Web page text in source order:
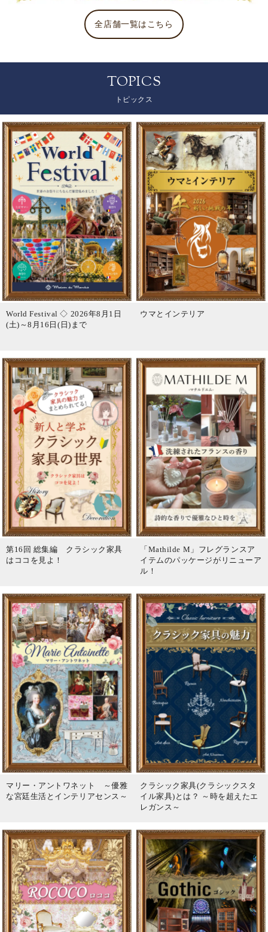
全店舗一覧はこちら
TOPICS
トピックス
World Festival ◇ 2026年8月1日
(土)～8月16日(日)まで
ウマとインテリア
第16回 総集編 クラシック家具
はココを見よ！
「Mathilde M」フレグランスア
イテムのパッケージがリニューア
ル！
マリー・アントワネット ～優雅
な宮廷生活とインテリアセンス～
クラシック家具(クラシックスタ
イル家具)とは？ ～時を超えたエ
レガンス～